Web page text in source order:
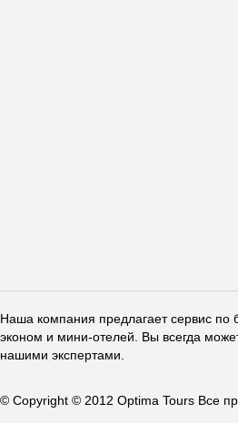
Наша компания предлагает сервис по
эконом и мини-отелей. Вы всегда
нашими экспертами.
© Copyright © 2012 Optima Tours Все